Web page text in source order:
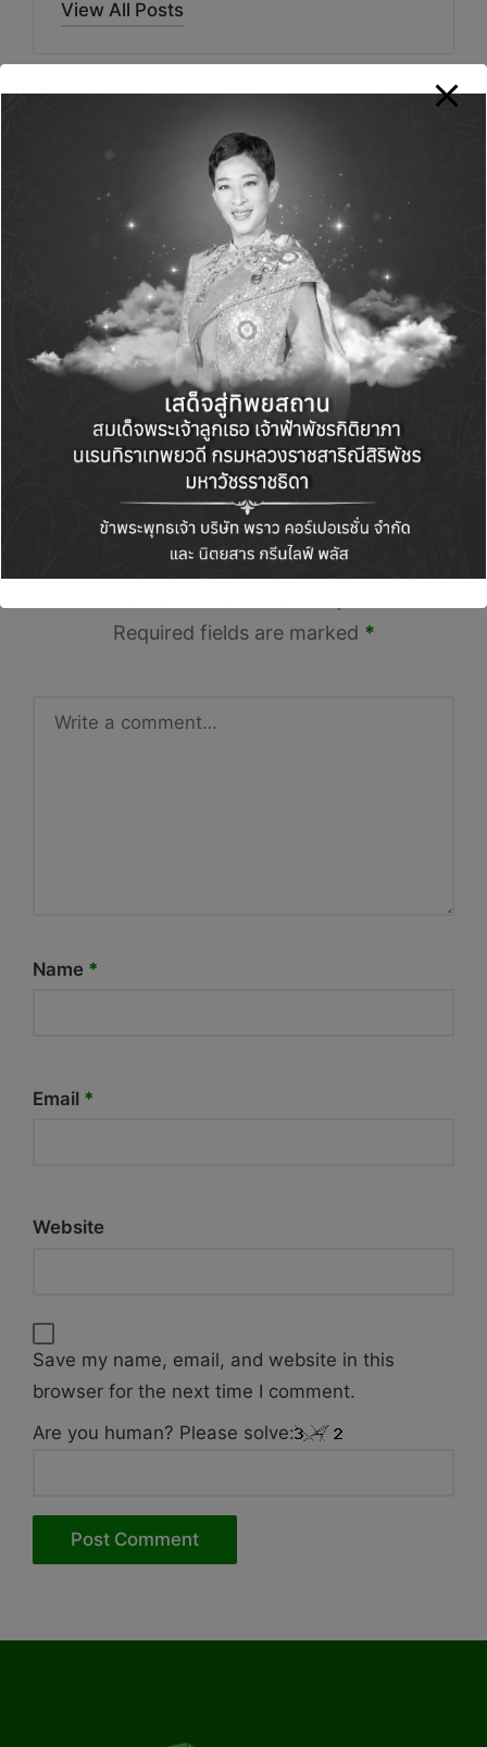
View All Posts
navigation
ธุรกิจผู้ประกอบการร้าน
NEXT POST
ล้านบาท เปิดสาขา
นครปฐม มุ่งปั้นสู่
ศูนย์กลางสร้างบ้านครบ
วงจร รองรับดีมานด์
สร้างบ้านโซนนครปฐม-
ราชบุรี-กาญจนบุรี
Comments
No comments yet. Why don’t you start the
discussion?
Leave a Reply
Required fields are marked *
Name *
Email *
Website
Save my name, email, and website in this
browser for the next time I comment.
Are you human? Please solve: